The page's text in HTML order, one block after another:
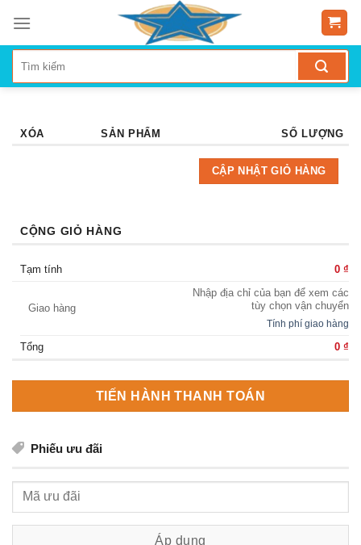
content
XÓA SẢN PHẨM SỐ LƯỢNG
CẬP NHẬT GIỎ HÀNG
CỘNG GIỎ HÀNG
Tạm tính 0 ₫
Giao hàng
Nhập địa chỉ của bạn để xem các
tùy chọn vận chuyển
Tính phí giao hàng
Tổng 0 ₫
TIẾN HÀNH THANH TOÁN
Phiếu ưu đãi